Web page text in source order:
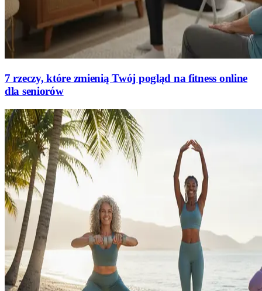
7 rzeczy, które zmienią Twój pogląd na fitness online
dla seniorów